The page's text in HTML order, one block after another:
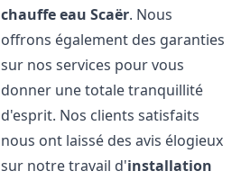
chauffe eau Scaër. Nous
offrons également des garanties
sur nos services pour vous
donner une totale tranquillité
d'esprit. Nos clients satisfaits
nous ont laissé des avis élogieux
sur notre travail d'installation